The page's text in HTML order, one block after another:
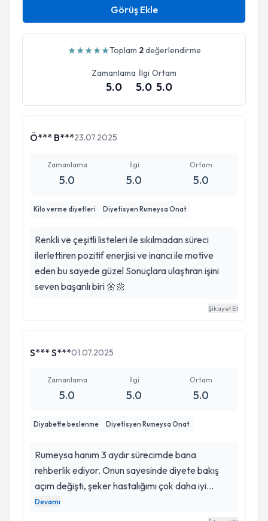
Görüş Ekle
★★★★★Toplam 2değerlendirme
Zamanlama
5.0
İlgi
5.0
Ortam
5.0
Ö*** B***23.07.2025
Zamanlama
5.0
İlgi
5.0
Ortam
5.0
Kilo verme diyetleri Diyetisyen Rumeysa Onat
Renkli ve çeşitli listeleri ile sıkılmadan süreci
ilerlettiren pozitif enerjisi ve inancı ile motive
eden bu sayede güzel Sonuçlara ulaştıran işini
seven başarılı biri 🌼🌼
Şikayet Et
S*** S***01.07.2025
Zamanlama
5.0
İlgi
5.0
Ortam
5.0
Diyabette beslenme Diyetisyen Rumeysa Onat
Rumeysa hanım 3 aydır sürecimde bana
rehberlik ediyor. Onun sayesinde diyete bakış
açım değişti, şeker hastalığımı çok daha iyi
yönetebiliyorum ve kontrollü olarak hedef kiloma
iniyorum. İlgisi, desteği ve o güzel enerjisi için çok
Devamı